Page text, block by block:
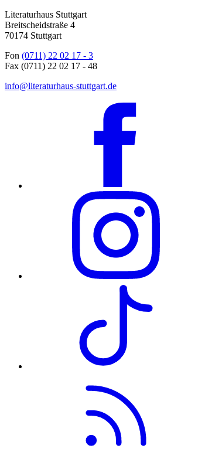
Literaturhaus Stuttgart
Breitscheidstraße 4
70174 Stuttgart
Fon (0711) 22 02 17 - 3
Fax (0711) 22 02 17 - 48
info@literaturhaus-stuttgart.de